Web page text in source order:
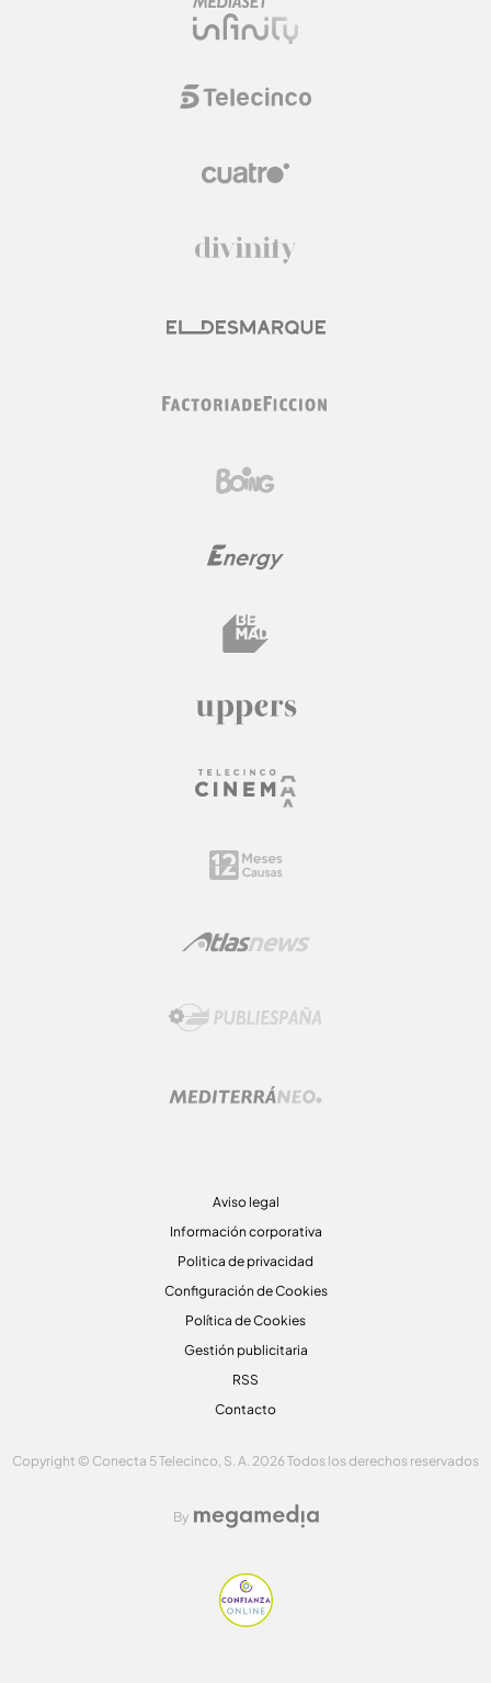
Aviso legal
Información corporativa
Politica de privacidad
Configuración de Cookies
Política de Cookies
Gestión publicitaria
RSS
Contacto
Copyright © Conecta 5 Telecinco, S. A. 2026 Todos los derechos reservados
By